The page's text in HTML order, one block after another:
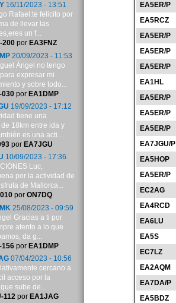
EA5ER/P
EA5RCZ
EA5ER/P
EA5ER/P
EA5ER/P
EA1HL
EA5ER/P
EA5ER/P
EA5ER/P
EA7JGU/P
EA5HOP
EA5ER/P
EC2AG
EA4RCD
EA6LU
EA5S
EC7LZ
EA2AQM
EA7DA/P
EA5BDZ
16/11/2023 - 13:51
Rafael:te felicito por
de llevar las
un f...
200por EA3FNZ
20/09/2023 - 11:53
Ángel no tengo
expresar mi
y sobre todo...
030por EA1DMP
19/09/2023 - 17:12
tiene una
18km entre ida y
es una acti...
por EA7JGU
10/09/2023 - 17:36
Luc,
por la actividad de
de Mallorca...
por ON7DQ
25/08/2023 - 09:59
Gracias a ti por
atento a lo que
da g...
156por EA1DMP
07/04/2023 - 10:56
cercano a
acceso por la
sube de...
112por EA1JAG